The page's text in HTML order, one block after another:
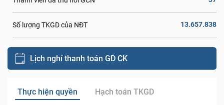
Số lượng TKGD của NĐT 13.657.838
Lịch nghỉ thanh toán GD CK
Thực hiện quyền Hạch toán TKGD